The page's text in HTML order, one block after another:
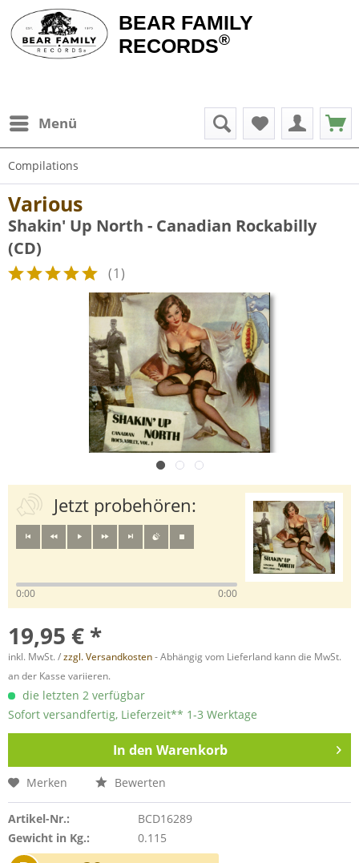
BEAR FAMILY
RECORDS®
Menü
Compilations
Various
Shakin' Up North - Canadian Rockabilly
(CD)
(1)
Jetzt probehören:
0:00 0:00
19,95 € *
inkl. MwSt. /zzgl. Versandkosten- Abhängig vom Lieferland kann die MwSt.
an der Kasse variieren.
die letzten 2 verfügbar
Sofort versandfertig, Lieferzeit** 1-3 Werktage
In den Warenkorb
Merken Bewerten
Artikel-Nr.:
BCD16289
Gewicht in Kg.:
0.115